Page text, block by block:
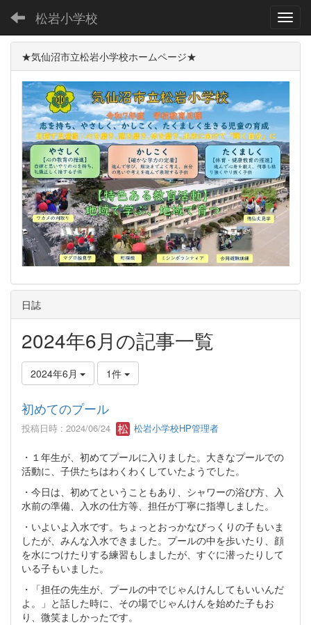
松岩小学校
★気仙沼市立松岩小学校ホームページ★
日誌
2024年6月の記事一覧
2024年6月 1件
初めてのプール
投稿日時 : 2024/06/24 松岩小学校HP管理者
・１年生が、初めてプールに入りました。大きなプールでの
活動に、子供たちはわくわくしていたようでした。
・今日は、初めてということもあり、シャワーの浴び方、入
水前の準備、入水の仕方等、担任が丁寧に指導しました。
・いよいよ入水です。ちょっとおっかなびっくりの子もいま
したが、みんな入水できました。プールの中を歩いたり、顔
を水につけたりする練習もしましたが、すぐに潜ったりして
いる子もいました。
・「担任の先生が、プールの中でじゃんけんしてもいいんだ
よ。」と話した時に、その場でじゃんけんを始めた子もお
り、微笑ましかったです。